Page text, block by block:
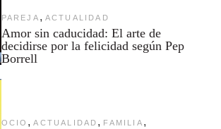
PAREJA , ACTUALIDAD
Amor sin caducidad: El arte de
decidirse por la felicidad según Pep
Borrell
OCIO , ACTUALIDAD , FAMILIA ,